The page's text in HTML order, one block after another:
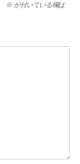
※が付いている欄は